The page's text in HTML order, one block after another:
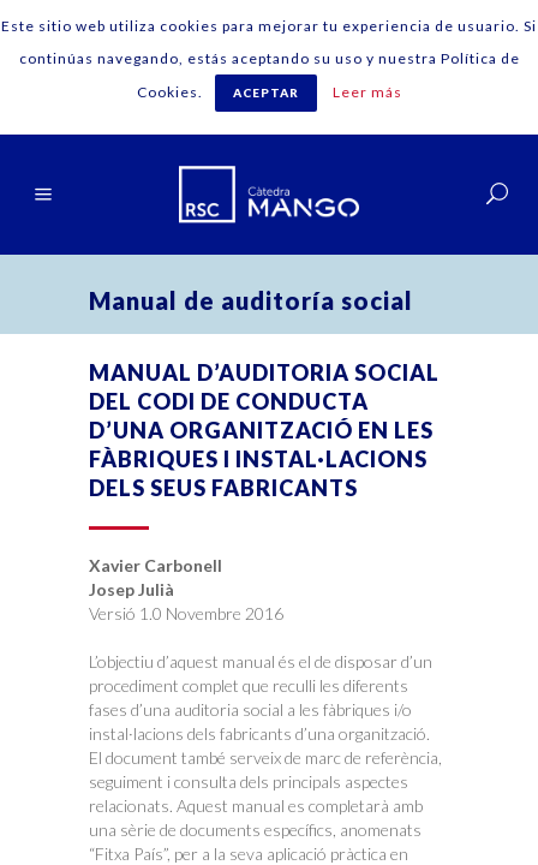
Català
Manual de auditoría social
MANUAL D’AUDITORIA SOCIAL
DEL CODI DE CONDUCTA
D’UNA ORGANITZACIÓ EN LES
FÀBRIQUES I INSTAL·LACIONS
DELS SEUS FABRICANTS
Xavier Carbonell
Josep Julià
Versió 1.0 Novembre 2016
L’objectiu d’aquest manual és el de disposar d’un
procediment complet que reculli les diferents
fases d’una auditoria social a les fàbriques i/o
instal·lacions dels fabricants d’una organització.
El document també serveix de marc de referència,
seguiment i consulta dels principals aspectes
relacionats. Aquest manual es completarà amb
una sèrie de documents específics, anomenats
“Fitxa País”, per a la seva aplicació pràctica en
Este sitio web utiliza cookies para mejorar tu experiencia de usuario. Si
continúas navegando, estás aceptando su uso y nuestra Política de
Cookies.
ACEPTAR Leer más